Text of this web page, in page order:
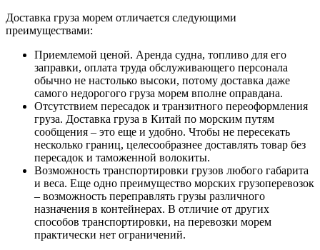
Доставка груза морем отличается следующими
преимуществами:
Приемлемой ценой. Аренда судна, топливо для его
заправки, оплата труда обслуживающего персонала
обычно не настолько высоки, потому доставка даже
самого недорогого груза морем вполне оправдана.
Отсутствием пересадок и транзитного переоформления
груза. Доставка груза в Китай по морским путям
сообщения – это еще и удобно. Чтобы не пересекать
несколько границ, целесообразнее доставлять товар без
пересадок и таможенной волокиты.
Возможность транспортировки грузов любого габарита
и веса. Еще одно преимущество морских грузоперевозок
– возможность переправлять грузы различного
назначения в контейнерах. В отличие от других
способов транспортировки, на перевозки морем
практически нет ограничений.